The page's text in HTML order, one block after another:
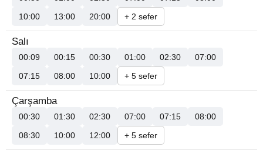
10:00
13:00 20:00 + 2 sefer
Salı
00:09 00:15 00:30 01:00 02:30
07:00
07:15
08:00 10:00 + 5 sefer
Çarşamba
00:30 01:30 02:30 07:00 07:15
08:00
08:30
10:00 12:00 + 5 sefer